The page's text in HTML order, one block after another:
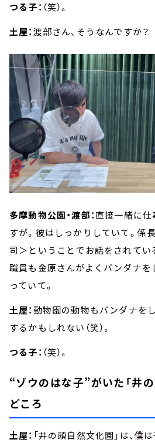
つる子： （笑）。
土屋：渡部さん、そうなんですか？
多摩動物公園・渡部：直接一緒に
すが。彼はしっかりしていて。係
司＞ということでお話をされてい
職員も金原さんがよくバンダナ
っていて。
土屋：動物園の動物もバンダナを
するかもしれない（笑）。
つる子： （笑）。
“ゾウのはな子”がいた「井
どころ
土屋： 「井の頭自然文化園」は、僕